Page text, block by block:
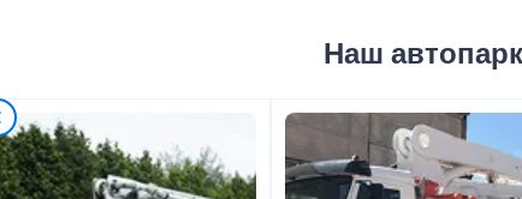
Наш автопарк